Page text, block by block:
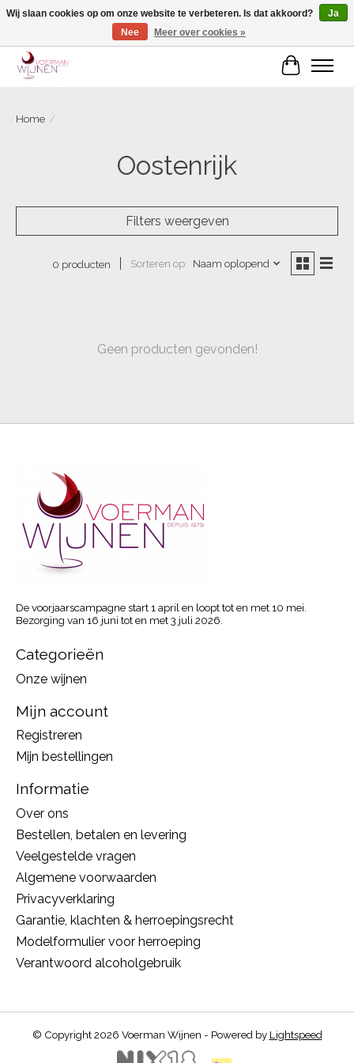
Voorjaarscampagne is gesloten
Home /
Oostenrijk
Filters weergeven
0 producten Sorteren op Naam oplopend
Geen producten gevonden!
De voorjaarscampagne start 1 april en loopt tot en met 10 mei.
Bezorging van 16 juni tot en met 3 juli 2026.
Categorieën
Onze wijnen
Mijn account
Registreren
Mijn bestellingen
Informatie
Over ons
Bestellen, betalen en levering
Veelgestelde vragen
Algemene voorwaarden
Privacyverklaring
Garantie, klachten & herroepingsrecht
Modelformulier voor herroeping
Verantwoord alcoholgebruik
© Copyright 2026 Voerman Wijnen - Powered by Lightspeed
Wij slaan cookies op om onze website te verbeteren. Is dat akkoord?
Ja
Nee
Meer over cookies »